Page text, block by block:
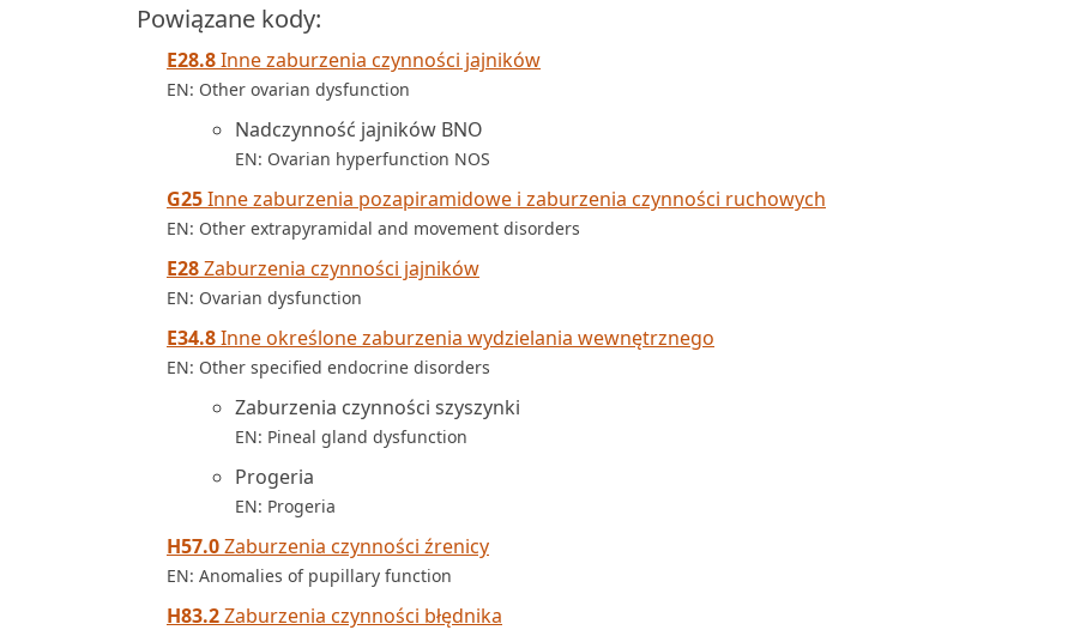
Powiązane kody:
E28.8Inne zaburzenia czynności jajników
EN: Other ovarian dysfunction
Nadczynność jajników BNO
EN: Ovarian hyperfunction NOS
G25Inne zaburzenia pozapiramidowe i zaburzenia czynności ruchowych
EN: Other extrapyramidal and movement disorders
E28Zaburzenia czynności jajników
EN: Ovarian dysfunction
E34.8Inne określone zaburzenia wydzielania wewnętrznego
EN: Other specified endocrine disorders
Zaburzenia czynności szyszynki
EN: Pineal gland dysfunction
Progeria
EN: Progeria
H57.0Zaburzenia czynności źrenicy
EN: Anomalies of pupillary function
H83.2Zaburzenia czynności błędnika